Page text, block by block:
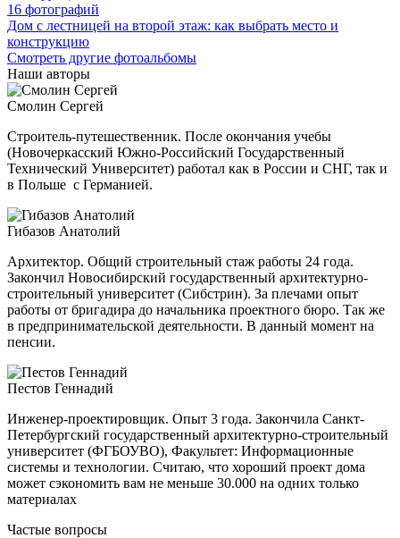
16 фотографий
Дом с лестницей на второй этаж: как выбрать место и
конструкцию
Смотреть другие фотоальбомы
Наши авторы
Смолин Сергей
Строитель-путешественник. После окончания учебы
(Новочеркасский Южно-Российский Государственный
Технический Университет) работал как в России и СНГ, так и
в Польше с Германией.
Гибазов Анатолий
Архитектор. Общий строительный стаж работы 24 года.
Закончил Новосибирский государственный архитектурно-
строительный университет (Сибстрин). За плечами опыт
работы от бригадира до начальника проектного бюро. Так же
в предпринимательской деятельности. В данный момент на
пенсии.
Пестов Геннадий
Инженер-проектировщик. Опыт 3 года. Закончила Санкт-
Петербургский государственный архитектурно-строительный
университет (ФГБОУВО), Факультет: Информационные
системы и технологии. Считаю, что хороший проект дома
может сэкономить вам не меньше 30.000 на одних только
материалах
Частые вопросы